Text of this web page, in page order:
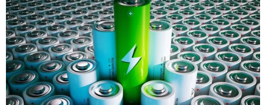
o
k
t
e
r